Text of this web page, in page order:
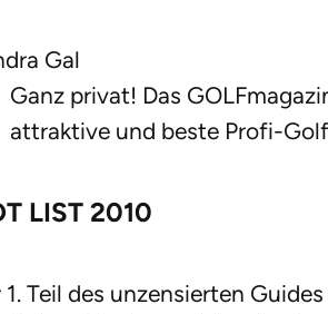
Gal
Ganz privat! Das
attraktive und beste Profi-
LIST 2010
1. Teil des unzensierten